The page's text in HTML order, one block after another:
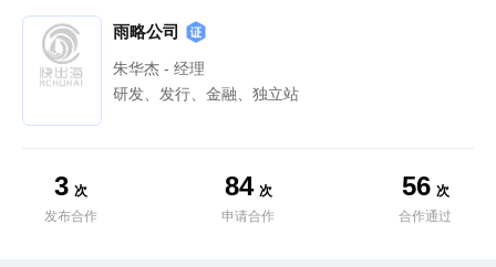
雨略公司
朱华杰 - 经理
研发、发行、金融、独立站
3 次
发布合作
84 次
申请合作
56 次
合作通过